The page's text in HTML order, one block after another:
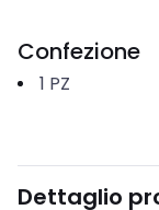
Confezione
1 PZ
Dettaglio